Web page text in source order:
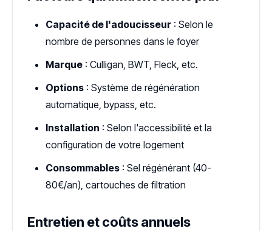
Capacité de l'adoucisseur : Selon le
nombre de personnes dans le foyer
Marque : Culligan, BWT, Fleck, etc.
Options : Système de régénération
automatique, bypass, etc.
Installation : Selon l'accessibilité et la
configuration de votre logement
Consommables : Sel régénérant (40-
80€/an), cartouches de filtration
Entretien et coûts annuels